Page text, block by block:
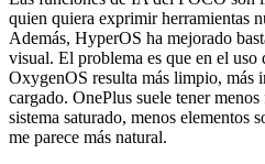
quien quiera exprimir herramientas
Además, HyperOS ha mejorado
visual. El problema es que en el
OxygenOS resulta más limpio, más
cargado. OnePlus suele tener
sistema saturado, menos elementos
me parece más natural.